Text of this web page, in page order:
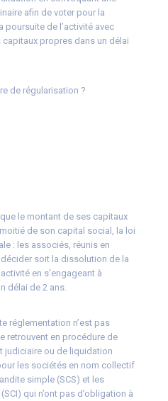
afin de voter pour la
de l’activité avec
propres dans un délai
de régularisation ?
le montant de ses capitaux
de son capital social, la loi
: les associés, réunis en
soit la dissolution de la
en s’engageant à
délai de 2 ans.
réglementation n’est pas
retrouvent en procédure de
judiciaire ou de liquidation
les sociétés en nom collectif
simple (SCS) et les
qui n’ont pas d’obligation à